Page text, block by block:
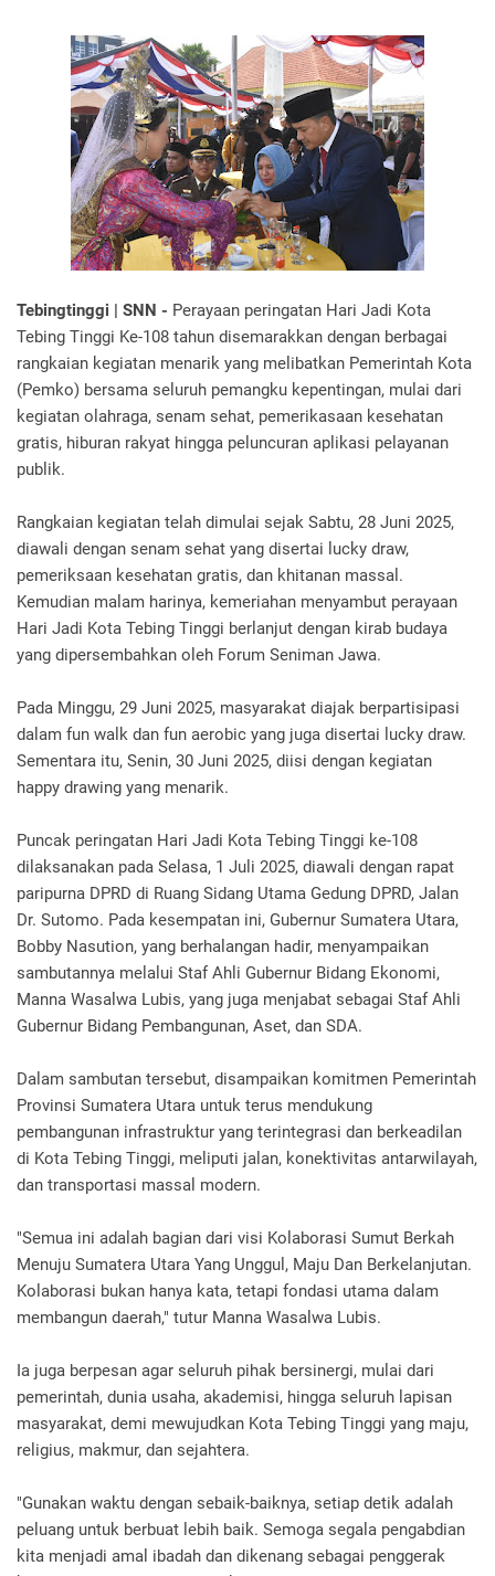
Tebingtinggi | SNN - Perayaan peringatan Hari Jadi Kota
Tebing Tinggi Ke-108 tahun disemarakkan dengan berbagai
rangkaian kegiatan menarik yang melibatkan Pemerintah Kota
(Pemko) bersama seluruh pemangku kepentingan, mulai dari
kegiatan olahraga, senam sehat, pemerikasaan kesehatan
gratis, hiburan rakyat hingga peluncuran aplikasi pelayanan
publik.
Rangkaian kegiatan telah dimulai sejak Sabtu, 28 Juni 2025,
diawali dengan senam sehat yang disertai lucky draw,
pemeriksaan kesehatan gratis, dan khitanan massal.
Kemudian malam harinya, kemeriahan menyambut perayaan
Hari Jadi Kota Tebing Tinggi berlanjut dengan kirab budaya
yang dipersembahkan oleh Forum Seniman Jawa.
Pada Minggu, 29 Juni 2025, masyarakat diajak berpartisipasi
dalam fun walk dan fun aerobic yang juga disertai lucky draw.
Sementara itu, Senin, 30 Juni 2025, diisi dengan kegiatan
happy drawing yang menarik.
Puncak peringatan Hari Jadi Kota Tebing Tinggi ke-108
dilaksanakan pada Selasa, 1 Juli 2025, diawali dengan rapat
paripurna DPRD di Ruang Sidang Utama Gedung DPRD, Jalan
Dr. Sutomo. Pada kesempatan ini, Gubernur Sumatera Utara,
Bobby Nasution, yang berhalangan hadir, menyampaikan
sambutannya melalui Staf Ahli Gubernur Bidang Ekonomi,
Manna Wasalwa Lubis, yang juga menjabat sebagai Staf Ahli
Gubernur Bidang Pembangunan, Aset, dan SDA.
Dalam sambutan tersebut, disampaikan komitmen Pemerintah
Provinsi Sumatera Utara untuk terus mendukung
pembangunan infrastruktur yang terintegrasi dan berkeadilan
di Kota Tebing Tinggi, meliputi jalan, konektivitas antarwilayah,
dan transportasi massal modern.
"Semua ini adalah bagian dari visi Kolaborasi Sumut Berkah
Menuju Sumatera Utara Yang Unggul, Maju Dan Berkelanjutan.
Kolaborasi bukan hanya kata, tetapi fondasi utama dalam
membangun daerah," tutur Manna Wasalwa Lubis.
Ia juga berpesan agar seluruh pihak bersinergi, mulai dari
pemerintah, dunia usaha, akademisi, hingga seluruh lapisan
masyarakat, demi mewujudkan Kota Tebing Tinggi yang maju,
religius, makmur, dan sejahtera.
"Gunakan waktu dengan sebaik-baiknya, setiap detik adalah
peluang untuk berbuat lebih baik. Semoga segala pengabdian
kita menjadi amal ibadah dan dikenang sebagai penggerak